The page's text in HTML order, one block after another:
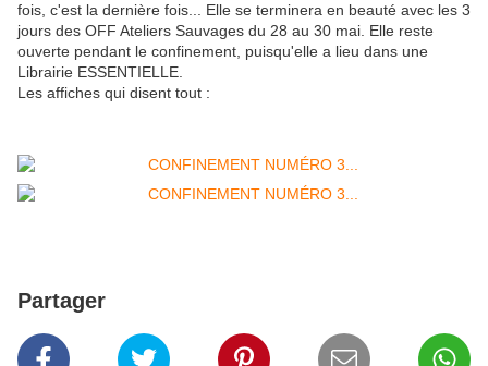
fois, c'est la dernière fois... Elle se terminera en beauté avec les 3
jours des OFF Ateliers Sauvages du 28 au 30 mai. Elle reste
ouverte pendant le confinement, puisqu'elle a lieu dans une
Librairie ESSENTIELLE.
Les affiches qui disent tout :
Partager